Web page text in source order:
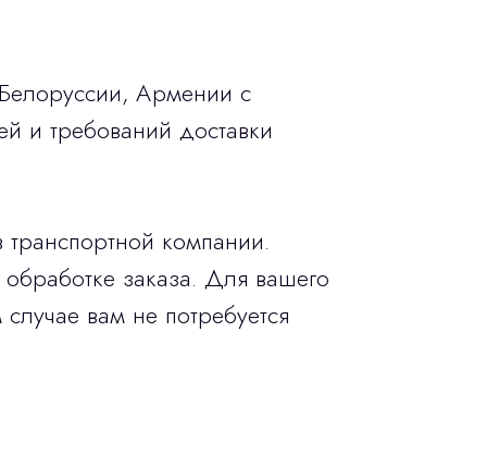
Армении с
и требований доставки
компании.
заказа. Для вашего
вам не потребуется